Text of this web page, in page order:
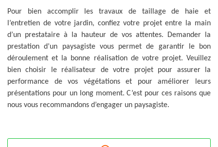
Pour bien accomplir les travaux de taillage de haie et
l’entretien de votre jardin, confiez votre projet entre la main
d’un prestataire à la hauteur de vos attentes. Demander la
prestation d’un paysagiste vous permet de garantir le bon
déroulement et la bonne réalisation de votre projet. Veuillez
bien choisir le réalisateur de votre projet pour assurer la
performance de vos végétations et pour améliorer leurs
présentations pour un long moment. C’est pour ces raisons que
nous vous recommandons d’engager un paysagiste.